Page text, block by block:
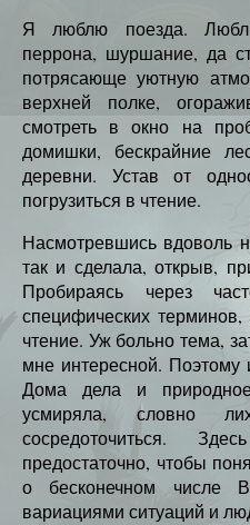
Я люблю поезда.
перрона, шуршание, да
потрясающе уютную
верхней полке,
смотреть в окно на
домишки, бескрайние
деревни. Устав от
погрузиться в чтение.
Насмотревшись вдоволь
так и сделала, открыв,
Пробираясь через
специфических
чтение. Уж больно тема,
мне интересной. Поэтому
Дома дела и
усмиряла, словно
сосредоточиться.
предостаточно, чтобы
о бесконечном числе
вариациями ситуаций и